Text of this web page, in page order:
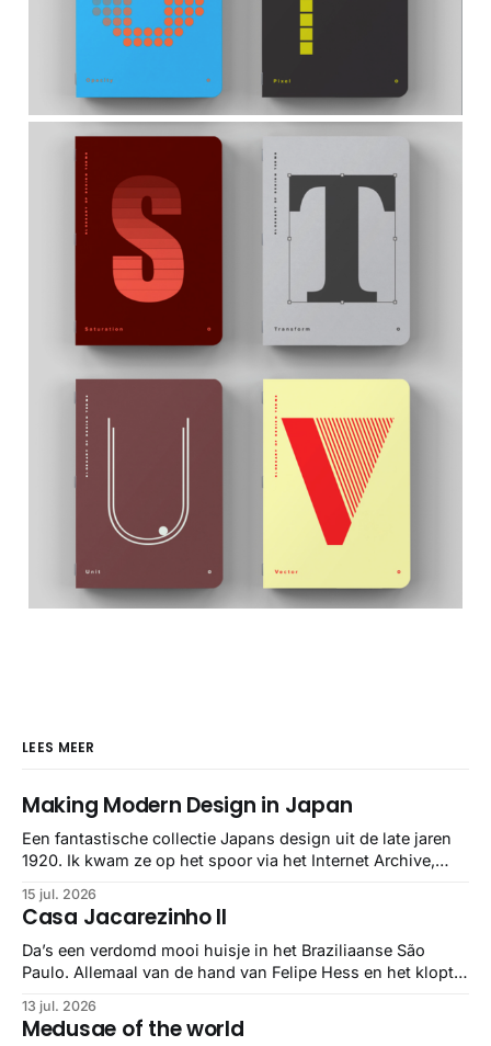
LEES MEER
Making Modern Design in Japan
Een fantastische collectie Japans design uit de late jaren
1920. Ik kwam ze op het spoor via het Internet Archive,
gebundeld in een: boek ✨ Daarin hebben ze alle scans een
stuk netter getrokken, maar op deze manier vind ik ze er
minstens
15 jul. 2026
Casa Jacarezinho II
Da’s een verdomd mooi huisje in het Braziliaanse São
Paulo. Allemaal van de hand van Felipe Hess en het klopt
13 jul. 2026
Medusae of the world